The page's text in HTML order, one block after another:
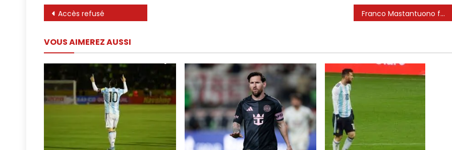
Navigation
l’article
Accès refusé Franco Mastantuono fait une affirmation de chèvre sur Lionel Messi au milieu des rumeurs de transfert du Real Madrid
VOUS AIMEREZ AUSSI